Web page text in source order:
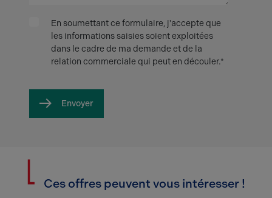
En soumettant ce formulaire, j'accepte que
les informations saisies soient exploitées
dans le cadre de ma demande et de la
relation commerciale qui peut en découler.*
Envoyer
Ces offres peuvent vous intéresser !